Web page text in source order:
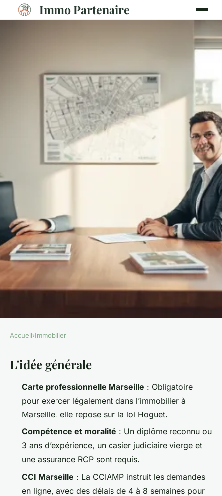
Immo Partenaire
Guide des conditions pour
obtenir une carte
professionnelle d'agent
immobilier à Marseille
07/04/2026 18:45 8 min de lecture
Accueil›Immobilier
L'idée générale
Carte professionnelle Marseille : Obligatoire
pour exercer légalement dans l’immobilier à
Marseille, elle repose sur la loi Hoguet.
Compétence et moralité : Un diplôme reconnu ou
3 ans d’expérience, un casier judiciaire vierge et
une assurance RCP sont requis.
CCI Marseille : La CCIAMP instruit les demandes
en ligne, avec des délais de 4 à 8 semaines pour